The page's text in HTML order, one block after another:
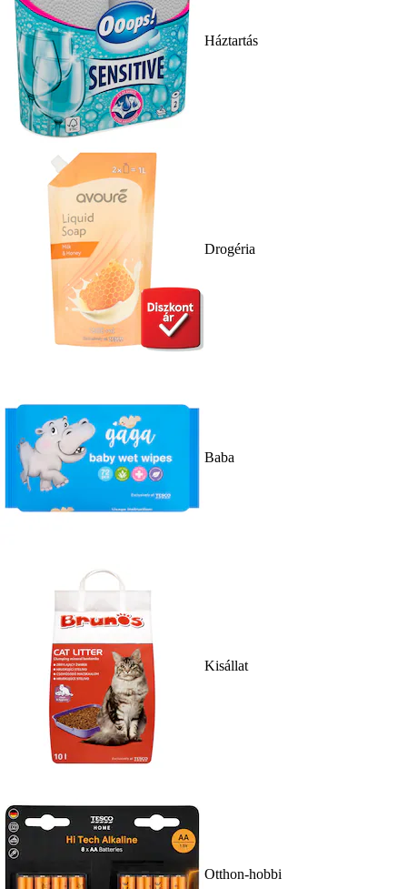
Háztartás
Drogéria
Baba
Kisállat
Otthon-hobbi